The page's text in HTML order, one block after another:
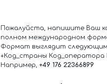
Пожалуйста, напишите Ваш
полном международном
Формат выглядит
+Код_страны Код_оператора
Например, +49 176 22366899